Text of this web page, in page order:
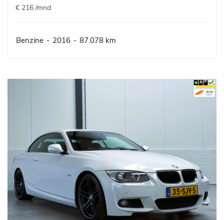
€ 216 /mnd
Benzine - 2016 - 87.078 km